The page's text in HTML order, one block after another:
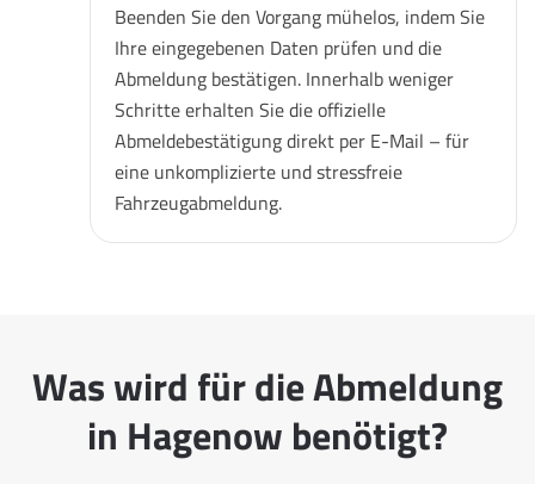
Beenden Sie den Vorgang mühelos, indem Sie
Ihre eingegebenen Daten prüfen und die
Abmeldung bestätigen. Innerhalb weniger
Schritte erhalten Sie die offizielle
Abmeldebestätigung direkt per E-Mail – für
eine unkomplizierte und stressfreie
Fahrzeugabmeldung.
Was wird für die Abmeldung
in Hagenow benötigt?